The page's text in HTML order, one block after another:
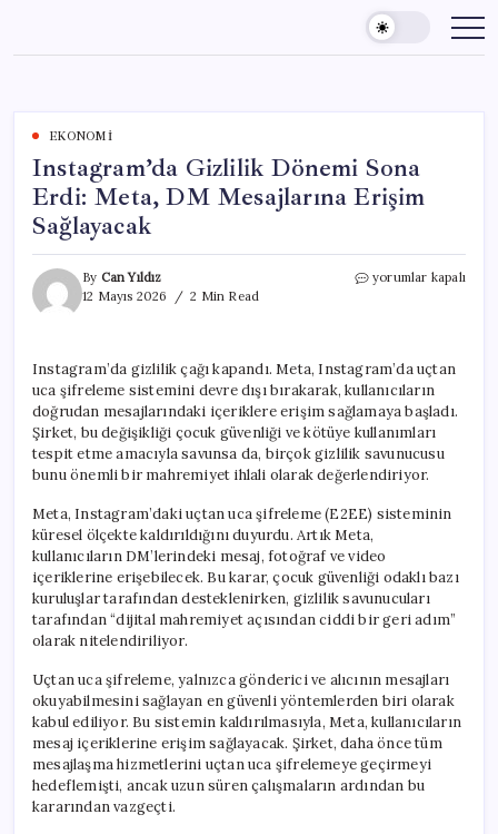
content
EKONOMI
Instagram’da Gizlilik Dönemi Sona
Erdi: Meta, DM Mesajlarına Erişim
Sağlayacak
By Can Yıldız
12 Mayıs 2026
2 Min Read
Instagram’da
Meta,
DM
Mesajlarına
Erişim
için
yorumlar kapalı
Instagram’da gizlilik çağı kapandı. Meta, Instagram’da uçtan
uca şifreleme sistemini devre dışı bırakarak, kullanıcıların
doğrudan mesajlarındaki içeriklere erişim sağlamaya başladı.
Şirket, bu değişikliği çocuk güvenliği ve kötüye kullanımları
tespit etme amacıyla savunsa da, birçok gizlilik savunucusu
bunu önemli bir mahremiyet ihlali olarak değerlendiriyor.
Meta, Instagram’daki uçtan uca şifreleme (E2EE) sisteminin
küresel ölçekte kaldırıldığını duyurdu. Artık Meta,
kullanıcıların DM’lerindeki mesaj, fotoğraf ve video
içeriklerine erişebilecek. Bu karar, çocuk güvenliği odaklı bazı
kuruluşlar tarafından desteklenirken, gizlilik savunucuları
tarafından “dijital mahremiyet açısından ciddi bir geri adım”
olarak nitelendiriliyor.
Uçtan uca şifreleme, yalnızca gönderici ve alıcının mesajları
okuyabilmesini sağlayan en güvenli yöntemlerden biri olarak
kabul ediliyor. Bu sistemin kaldırılmasıyla, Meta, kullanıcıların
mesaj içeriklerine erişim sağlayacak. Şirket, daha önce tüm
mesajlaşma hizmetlerini uçtan uca şifrelemeye geçirmeyi
hedeflemişti, ancak uzun süren çalışmaların ardından bu
kararından vazgeçti.